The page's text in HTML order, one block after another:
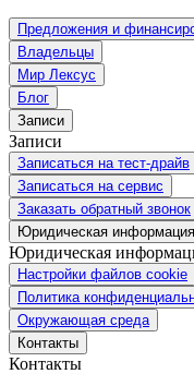
Предложения и
Владельцы
Мир Лексус
Блог
Записи
Записи
Записаться на тест-драйв
Записаться на сервис
Заказать обратный звонок
Юридическая информация
Юридическая
Настройки файлов cookie
Политика
Окружающая среда
Контакты
Контакты